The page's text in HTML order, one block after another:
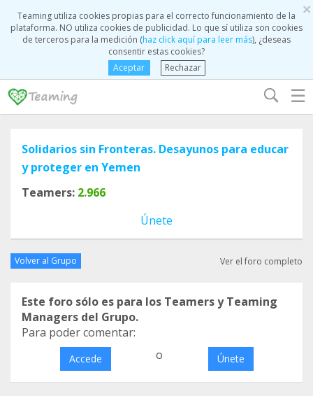
×
Teaming utiliza cookies propias para el correcto funcionamiento de la
plataforma. NO utiliza cookies de publicidad. Lo que sí utiliza son cookies
de terceros para la medición (haz click aquí para leer más), ¿deseas
consentir estas cookies?
Aceptar
Rechazar
☰
Solidarios sin Fronteras. Desayunos para educar
y proteger en Yemen
Teamers: 2.966
Únete
Volver al Grupo Ver el foro completo
Este foro sólo es para los Teamers y Teaming
Managers del Grupo.
Para poder comentar:
Accede o Únete